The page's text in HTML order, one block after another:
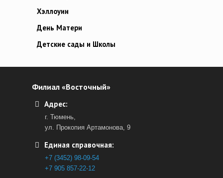
Хэллоуин
День Матери
Детские сады и Школы
Филиал «Восточный»
Адрес:
г. Тюмень,
ул. Прокопия Артамонова, 9
Единая справочная:
+7 (3452) 98-09-54
+7 905 857-22-12